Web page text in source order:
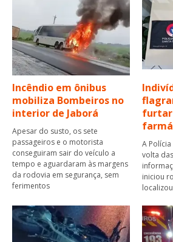
Incêndio em ônibus
mobiliza Bombeiros no
interior de Jaborá
Apesar do susto, os sete
passageiros e o motorista
conseguiram sair do veículo a
tempo e aguardaram às margens
da rodovia em segurança, sem
ferimentos
furtar
A
volta
iniciou